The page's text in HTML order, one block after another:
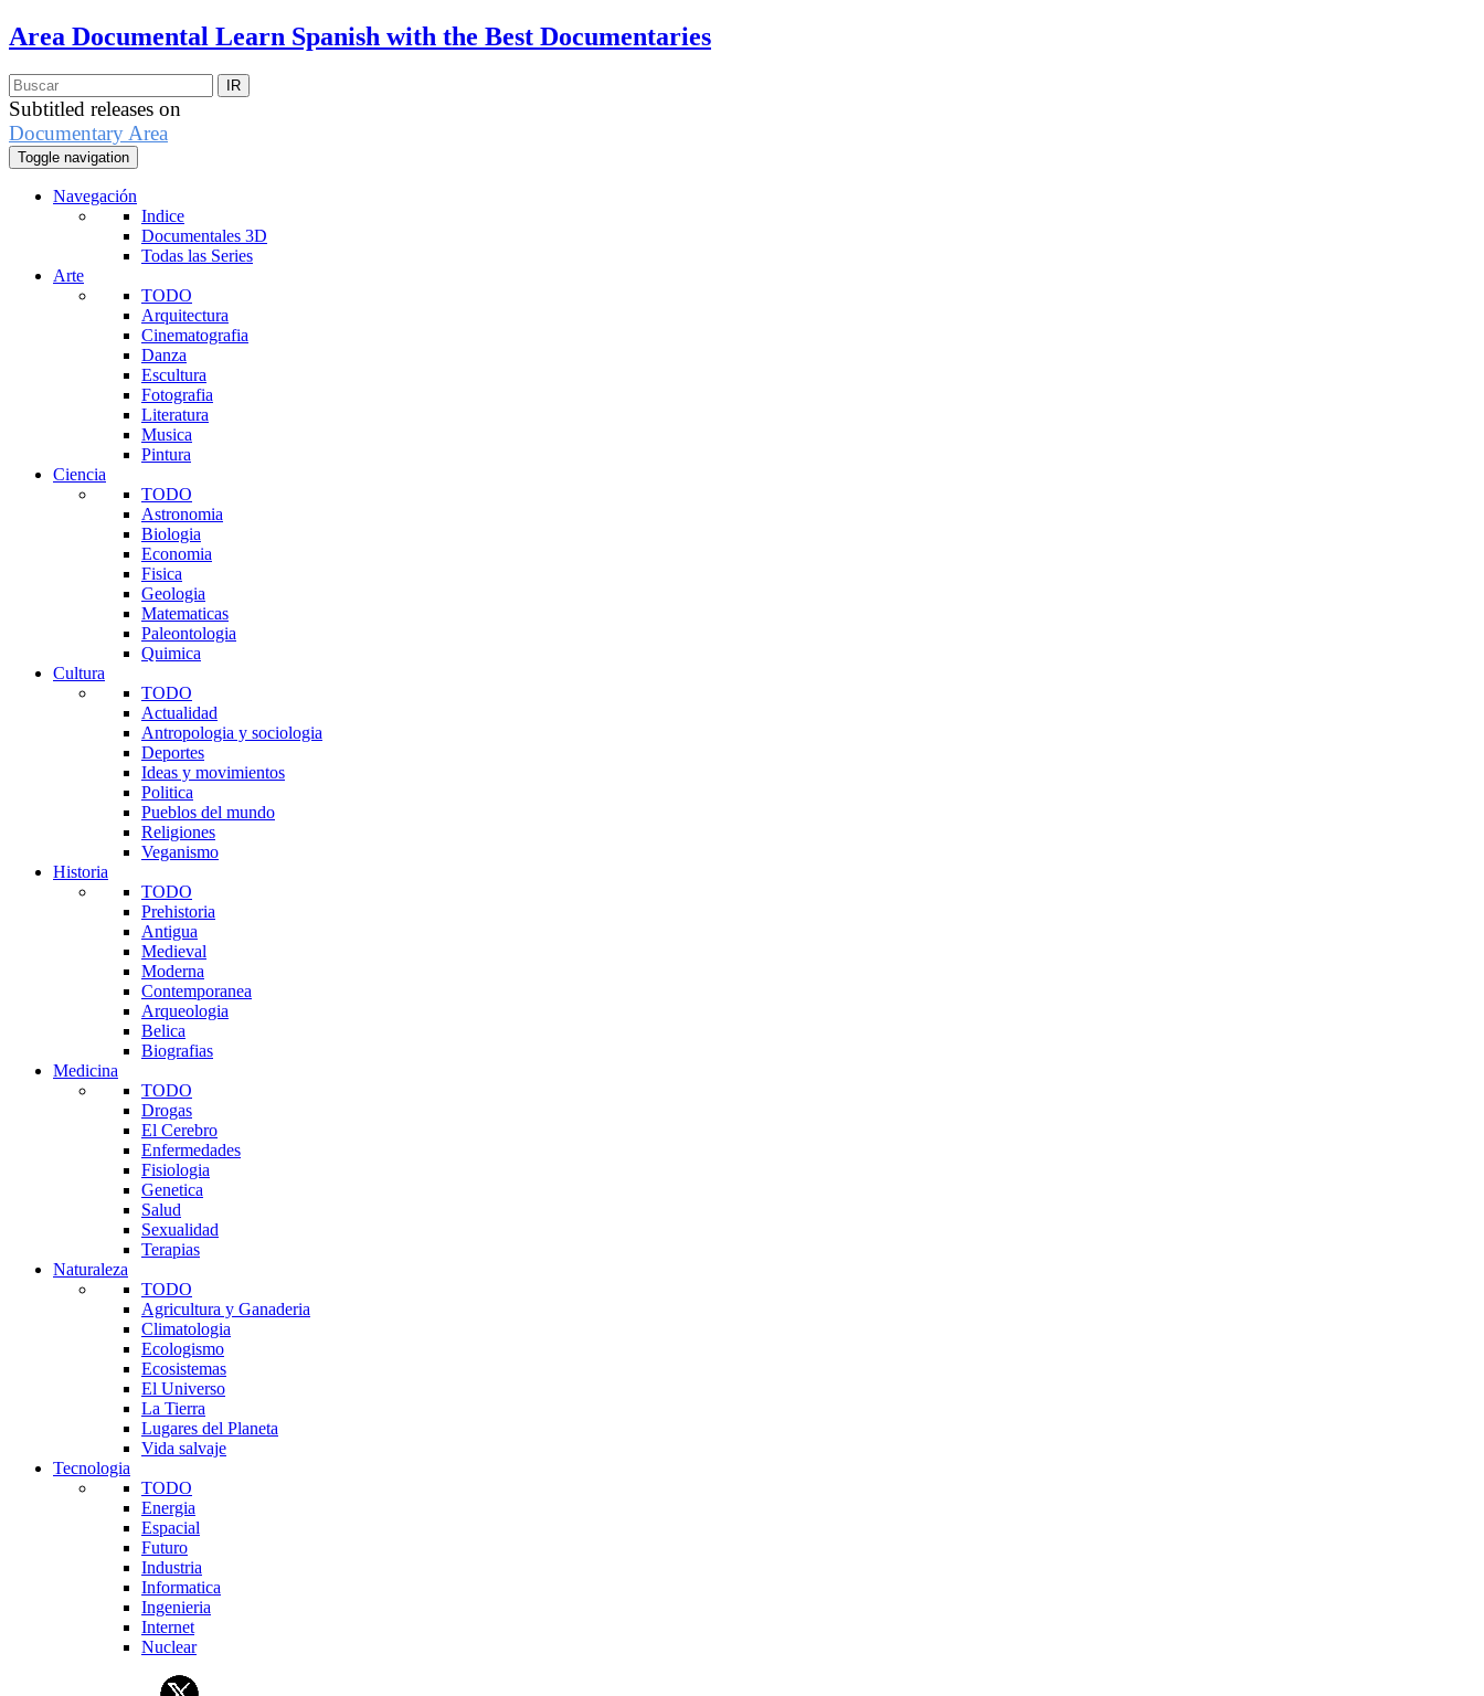
Area Documental Learn Spanish with the Best Documentaries
Subtitled releases on
Documentary Area
Toggle navigation
Navegación
Indice
Documentales 3D
Todas las Series
Arte
TODO
Arquitectura
Cinematografia
Danza
Escultura
Fotografia
Literatura
Musica
Pintura
Ciencia
TODO
Astronomia
Biologia
Economia
Fisica
Geologia
Matematicas
Paleontologia
Quimica
Cultura
TODO
Actualidad
Antropologia y sociologia
Deportes
Ideas y movimientos
Politica
Pueblos del mundo
Religiones
Veganismo
Historia
TODO
Prehistoria
Antigua
Medieval
Moderna
Contemporanea
Arqueologia
Belica
Biografias
Medicina
TODO
Drogas
El Cerebro
Enfermedades
Fisiologia
Genetica
Salud
Sexualidad
Terapias
Naturaleza
TODO
Agricultura y Ganaderia
Climatologia
Ecologismo
Ecosistemas
El Universo
La Tierra
Lugares del Planeta
Vida salvaje
Tecnologia
TODO
Energia
Espacial
Futuro
Industria
Informatica
Ingenieria
Internet
Nuclear